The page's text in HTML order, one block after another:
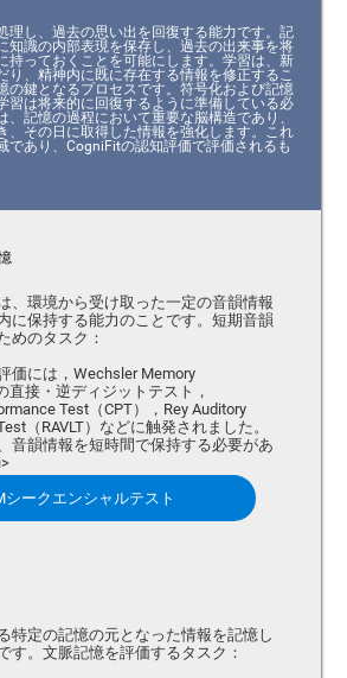
理し、過去の思い出を回復する能力です。記
知識の内部表現を保存し、過去の出来事を将
持っておくことを可能にします。学習は、新
り、精神内に既に存在する情報を修正するこ
の鍵となるプロセスです。符号化および記憶
習は将来的に回復するように準備している必
、記憶の過程において重要な脳構造であり、
、その日に取得した情報を強化します。これ
であり、CogniFitの認知評価で評価されるも
、環境から受け取った一定の音韻情報
に保持する能力のことです。短期音韻
めのタスク：
価には，Wechsler Memory
直接・逆ディジットテスト，
Test（CPT），Rey Auditory
（RAVLT）などに触発されました。
音韻情報を短時間で保持する必要があ
シークエンシャルテスト
特定の記憶の元となった情報を記憶し
す。文脈記憶を評価するタスク：